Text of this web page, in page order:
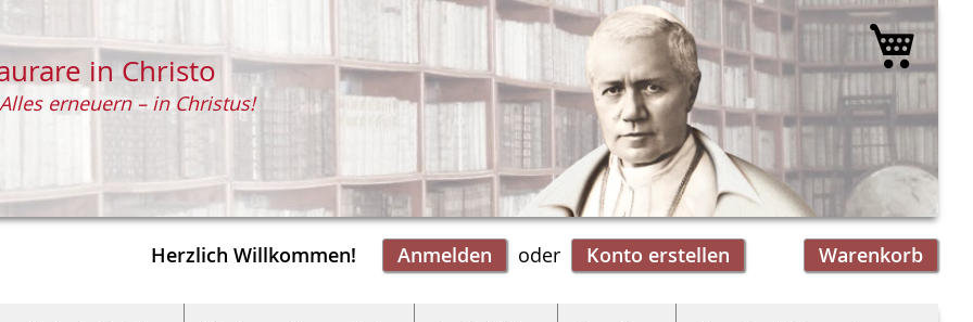
Herzlich Willkommen! Anmelden Warenkorb
Konto erstellen
in Christo
Alles erneuern – in Christus!
Mein